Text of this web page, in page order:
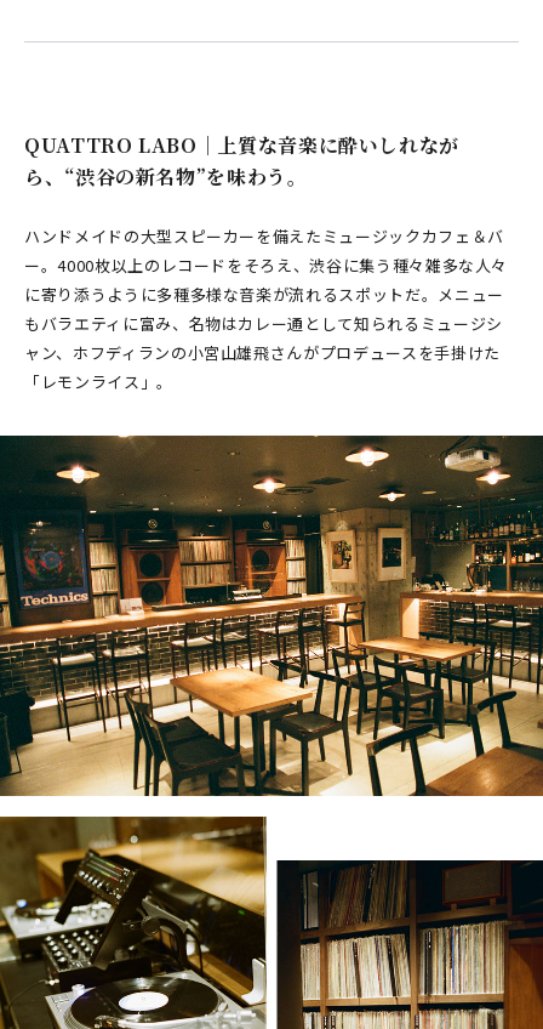
QUATTRO LABO│上質な音楽に酔いしれなが
ら、“渋谷の新名物”を味わう。
ハンドメイドの大型スピーカーを備えたミュージックカフェ＆バ
ー。4000枚以上のレコードをそろえ、渋谷に集う種々雑多な人々
に寄り添うように多種多様な音楽が流れるスポットだ。メニュー
もバラエティに富み、名物はカレー通として知られるミュージシ
ャン、ホフディランの小宮山雄飛さんがプロデュースを手掛けた
「レモンライス」。